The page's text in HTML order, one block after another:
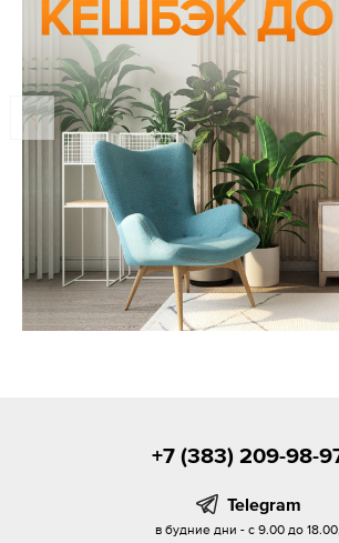
+7 (383) 209-98-
Telegram
в будние дни - с 9.00 до 18.00,